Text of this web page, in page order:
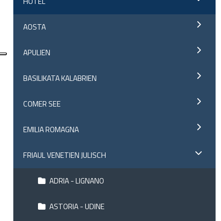
AOSTA
APULIEN
BASILIKATA KALABRIEN
COMER SEE
EMILIA ROMAGNA
FRIAUL VENETIEN JULISCH
ADRIA - LIGNANO
ASTORIA - UDINE